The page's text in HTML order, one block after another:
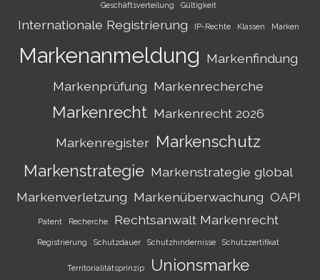
Geschäftsverteilung Gültigkeit
Internationale Registrierung IP-Rechte Klassen Marken
Markenanmeldung Markenfindung
Markenprüfung Markenrecherche
Markenrecht Markenrecht 2026
Markenregister Markenschutz
Markenstrategie Markenstrategie global
Markenverletzung Markenüberwachung OAPI
Patent Recherche Rechtsanwalt Markenrecht
Registrierung Schutzdauer Schutzhindernisse Schutzzertifikat
Territorialitätsprinzip Unionsmarke